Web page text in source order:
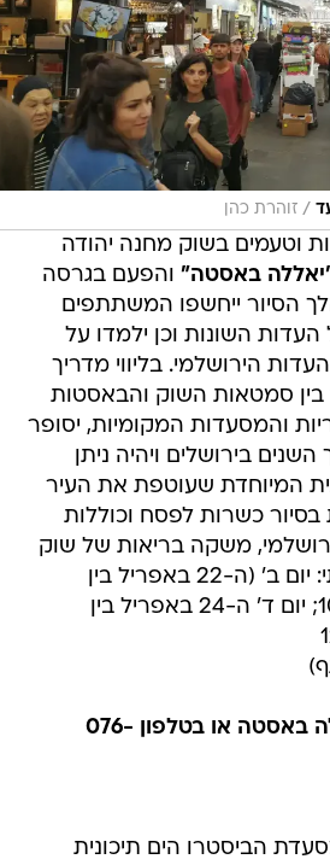
/ זוהרת כהן
וטעמים בשוק מחנה יהודה
באסטה" והפעם בגרסה
הסיור ייחשפו המשתתפים
השונות וכן ילמדו על
הירושלמי. בליווי מדריך
בין סמטאות השוק והבאסטות
והמסעדות המקומיות, יסופר
בירושלים ויהיה ניתן
המיוחדת שעוטפת את העיר
בסיור כשרות לפסח וכוללות
משקה בריאות של שוק
וגלידה איטלקית. מתי: יום ב' (ה-22 באפריל בין
השעות 10:00-12:00; יום ד' ה-24 באפריל בין
הרשמה באתר יאללה באסטה או בטלפון 076-
הביסטרו הים תיכונית